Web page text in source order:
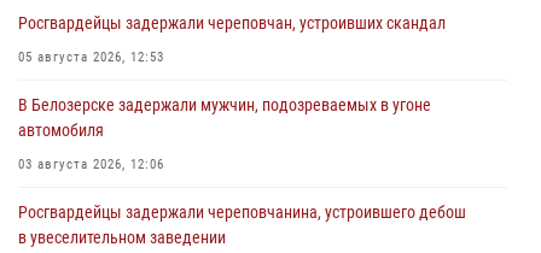
Росгвардейцы задержали череповчан, устроивших скандал
05 августа 2026, 12:53
В Белозерске задержали мужчин, подозреваемых в угоне
автомобиля
03 августа 2026, 12:06
Росгвардейцы задержали череповчанина, устроившего дебош
в увеселительном заведении